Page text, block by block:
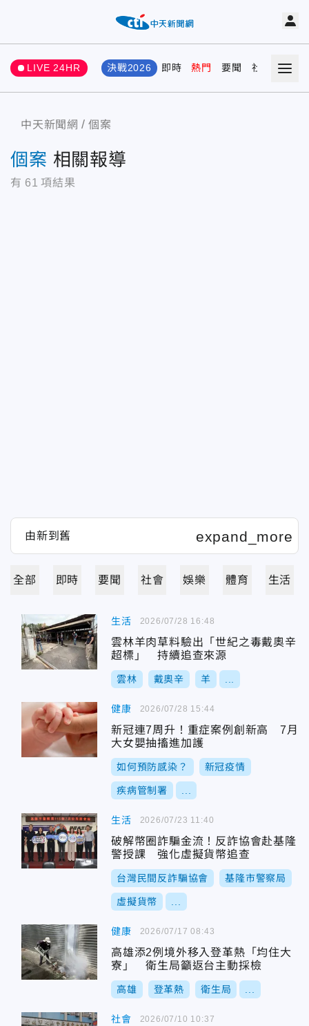
LIVE 24HR 決戰2026 即時 熱門 要聞 社會 娛樂
中天新聞網 個案
個案 相關報導
有 61 項結果
全部 即時 要聞 社會 娛樂 體育 生活
生活
雲林羊肉草料驗出「世紀之毒戴奧辛
超標」 持續追查來源
雲林 戴奧辛 羊
2026/07/28 16:48
健康
新冠連7周升！重症案例創新高 7月
大女嬰抽搐進加護
如何預防感染？ 新冠疫情
疾病管制署
2026/07/28 15:44
生活
破解幣圈詐騙金流！反詐協會赴基隆
警授課 強化虛擬貨幣追查
台灣民間反詐騙協會 基隆市警察局
虛擬貨幣
2026/07/23 11:40
健康
高雄添2例境外移入登革熱「均住大
寮」 衛生局籲返台主動採檢
高雄 登革熱 衛生局
2026/07/17 08:43
社會 2026/07/10 10:37